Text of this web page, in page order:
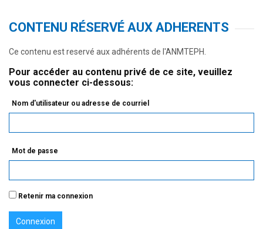
CONTENU RÉSERVÉ AUX ADHERENTS
Ce contenu est reservé aux adhérents de l'ANMTEPH.
Pour accéder au contenu privé de ce site, veuillez
vous connecter ci-dessous:
Nom d'utilisateur ou adresse de courriel
Mot de passe
Retenir ma connexion